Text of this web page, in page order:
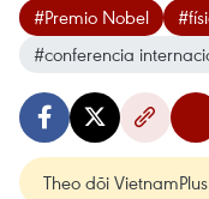
#Premio Nobel
#conferencia
Theo dõi VietnamPlus